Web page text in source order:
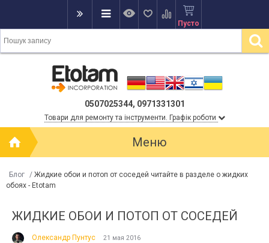
Пусто
0507025344, 0971331301
Товари для ремонту та інструменти. Графік роботи
Меню
Блог / Жидкие обои и потоп от соседей читайте в разделе о жидких
обоях - Etotam
ЖИДКИЕ ОБОИ И ПОТОП ОТ СОСЕДЕЙ
Олександр Пунтус 21 мая 2016